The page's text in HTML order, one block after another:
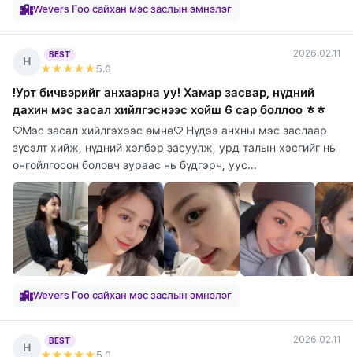
Wevers Гоо сайхан мэс заслын эмнэлэг
Н
BEST
★★★★★ 5.0
2026.02.11
!Урт бичвэрийг анхаарна уу! Хамар засвар, нүдний
дахин мэс засал хийлгэснээс хойш 6 сар боллоо ㅎㅎ
♡Мэс засал хийлгэхээс өмнө♡ Нүдээ анхны мэс заслаар
зүсэлт хийж, нүдний хэлбэр засуулж, урд талын хэсгийг нь
онгойлгосон боловч зураас нь бүдгэрч, уус...
Wevers Гоо сайхан мэс заслын эмнэлэг
Н
BEST 2026.02.11